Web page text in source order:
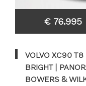
€ 76.995
VOLVO XC90 T8
BRIGHT |
BOWERS &